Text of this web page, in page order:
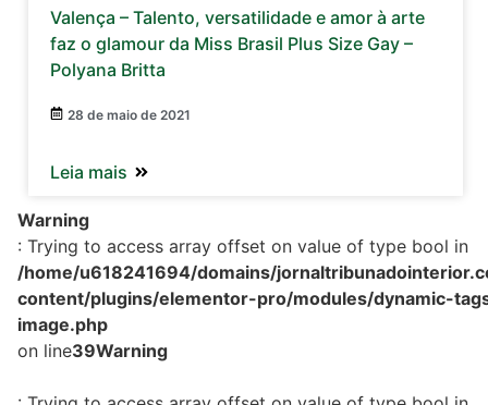
Valença – Talento, versatilidade e amor à arte
faz o glamour da Miss Brasil Plus Size Gay –
Polyana Britta
28 de maio de 2021
Leia mais
Warning
: Trying to access array offset on value of type bool in
/home/u618241694/domains/
content/plugins/elementor-pro/modules/dynamic-
image.php
on line39Warning